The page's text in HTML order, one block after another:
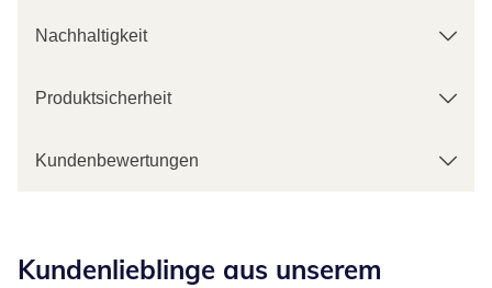
Nachhaltigkeit
Produktsicherheit
Kundenbewertungen
Kundenlieblinge aus unserem